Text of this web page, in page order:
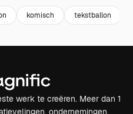
komisch tekstballon
werk te creëren. Meer dan 1
ondernemingen,